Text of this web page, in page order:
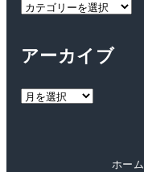
カ
リ
アーカイブ
ア
ホーム